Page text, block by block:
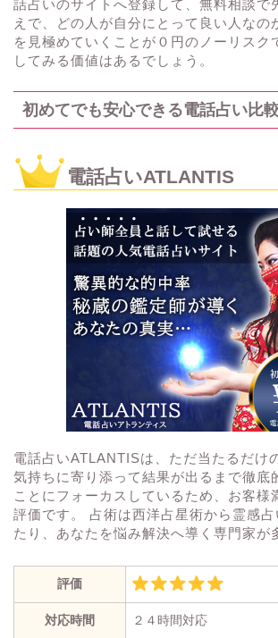
話占いのサイトへ登録して、無料相談で
えで、どの人が自分にとって良い人なの
を見極めていくことが０円のノーリスク
してみる価値はあるでしょう。
初めてでも安心できる電話占い比
電話占いATLANTIS
電話占いATLANTISは、ただ当たるだけ
気持ちに寄り添って結果が出るまで徹底
ことにフォーカスしているため、お客様
評価です。 占術は西洋占星術から霊感
たり、あなたを悩み解決へ導く専門家が
評価
対応時間 ２４時間対応